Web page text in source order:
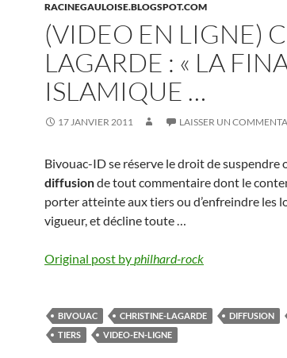
RACINEGAULOISE.BLOGSPOT.COM
(VIDEO EN LIGNE)
LAGARDE : « LA
ISLAMIQUE …
17 JANVIER 2011 LAISSER UN
Bivouac-ID se réserve le droit de suspendre
diffusionde tout commentaire dont le
porter atteinte aux tiers ou d’enfreindre les
vigueur, et décline toute …
Original post byphilhard-rock
BIVOUAC CHRISTINE-LAGARDE DIFFUSION
TIERS
VIDEO-EN-LIGNE